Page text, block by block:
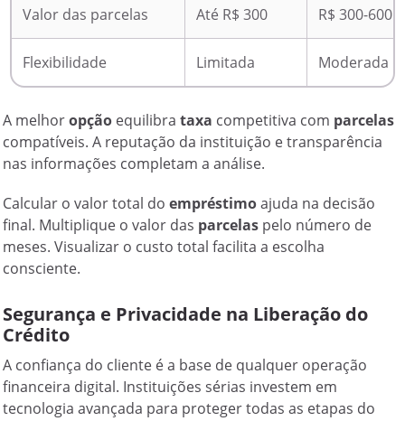
Valor das parcelas Até R$ 300 R$ 300-600
Flexibilidade Limitada Moderada
A melhoropção equilibrataxa competitiva com parcelas
compatíveis. A reputação da instituição e transparência
nas informações completam a análise.
Calcular o valor total doempréstimoajuda na decisão
final. Multiplique o valor das parcelas pelo número de
meses. Visualizar o custo total facilita a escolha
consciente.
Segurança e Privacidade na Liberação do
Crédito
A confiança do cliente é a base de qualquer operação
financeira digital. Instituições sérias investem em
tecnologia avançada para proteger todas as etapas do